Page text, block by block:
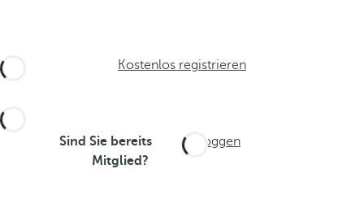
Kostenlos registrieren
Sind Sie bereits
Mitglied?
Einloggen